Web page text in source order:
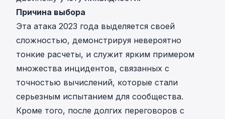
Причина выбора
Эта атака 2023 года выделяется своей
сложностью, демонстрируя невероятно
тонкие расчеты, и служит ярким примером
множества инцидентов, связанных с
точностью вычислений, которые стали
серьезным испытанием для сообщества.
Кроме того, после долгих переговоров с